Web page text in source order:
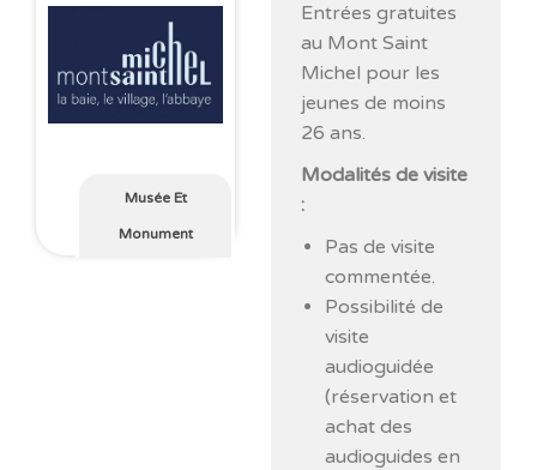
Musée Et
Monument
Entrées gratuites
au Mont Saint
Michel pour les
jeunes de moins
26 ans.
Modalités de visite
:
Pas de visite
commentée.
Possibilité de
visite
audioguidée
(réservation et
achat des
audioguides en